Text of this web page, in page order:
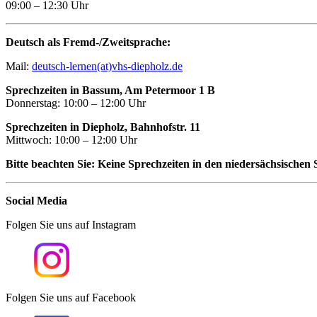
09:00 – 12:30 Uhr
Deutsch als Fremd-/Zweitsprache:
Mail: deutsch-lernen(at)vhs-diepholz.de
Sprechzeiten in Bassum, Am Petermoor 1 B
Donnerstag: 10:00 – 12:00 Uhr
Sprechzeiten in Diepholz, Bahnhofstr. 11
Mittwoch: 10:00 – 12:00 Uhr
Bitte beachten Sie: Keine Sprechzeiten in den niedersächsischen
Social Media
Folgen Sie uns auf Instagram
Folgen Sie uns auf Facebook